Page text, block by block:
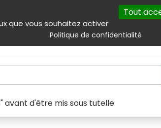
que vous souhaitez activer
Tout
Politique de confidentialité
Autres services
& services Emploi Droit
avant d'être mis sous tutelle